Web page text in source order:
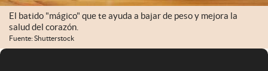
El batido "mágico" que te ayuda a bajar de peso y mejora la
salud del corazón.
Fuente: Shutterstock